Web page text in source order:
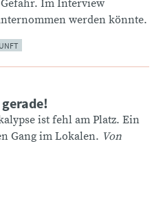
Im Interview
werden könnte.
ist fehl am Platz. Ein
Gang im Lokalen. Von